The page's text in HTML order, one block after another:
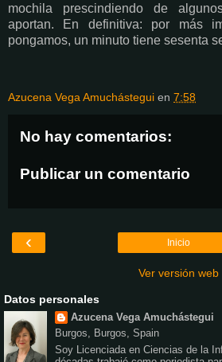
mochila prescindiendo de
aportan. En definitiva: por más
pongamos, un minuto tiene sesenta
Azucena Vega Amuchástegui en 7:58
No hay comentarios:
Publicar un comentario
‹ Inicio
Ver versión web
Datos personales
Azucena Vega Amuchástegui
Burgos, Burgos, Spain
Soy Licenciada en Ciencias de la